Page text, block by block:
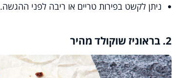
ניתן לקשט בפירות טריים או ריבה לפני ההגשה.
2. בראוניז שוקולד מהיר